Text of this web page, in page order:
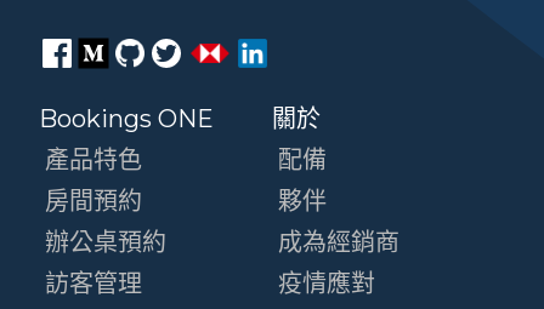
Bookings ONE
產品特色
房間預約
辦公桌預約
訪客管理
關於
配備
夥伴
成為經銷商
疫情應對